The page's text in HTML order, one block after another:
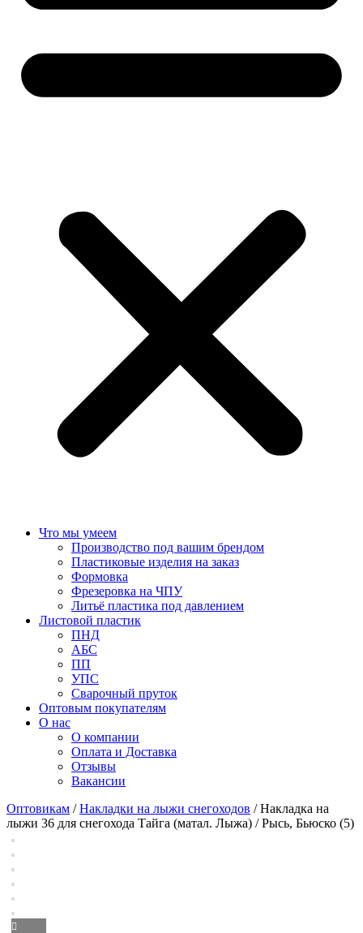
Что мы умеем
Производство под вашим брендом
Пластиковые изделия на заказ
Формовка
Фрезеровка на ЧПУ
Литьё пластика под давлением
Листовой пластик
ПНД
АБС
ПП
УПС
Сварочный пруток
Оптовым покупателям
О нас
О компании
Оплата и Доставка
Отзывы
Вакансии
Оптовикам /Накладки на лыжи снегоходов / Накладка на
лыжи 36 для снегохода Тайга (матал. Лыжа) / Рысь, Бьюско (5)